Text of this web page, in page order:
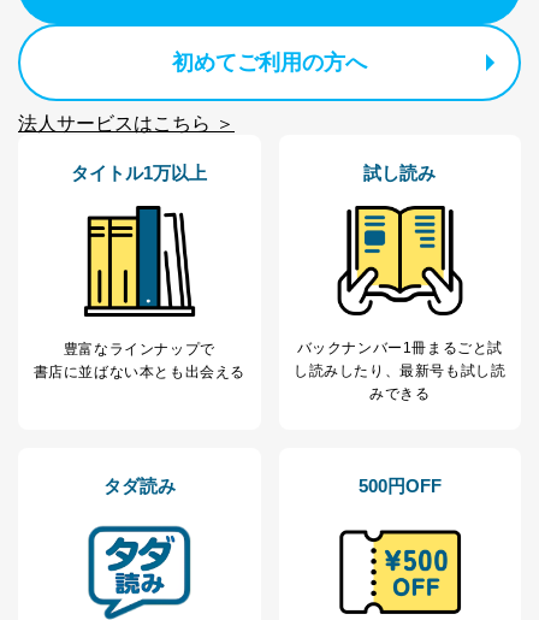
いただいた方の個
処、オペレーター教育など応対品
3
当社カスタマーQ＆
カスタマーQ＆Aサイトの投稿内容
の確認のため
サイトのサービス内容のご案内の
ｅメール等による商品、サービ
ス、キャンペーン等の広告に関す
採用応募者の方の
個人情報
採用選考、ご連絡のため
5
人情報
人事、総務などの雇用管理等のた
パートナー（提携
等をご利用の方の
個人情報
購入商品配送のため
サービス、キャンペーン等の広告
SNS公式アカウン
トに登録された方
よびその分析のため
お問い合わせ対応、トラブル対
処、オペレーター教育など応対品
初めてご利用の方へ
法人サービスはこちら ＞
タイトル1万以上
豊富なラインナップで
書店に並ばない本とも出会える
試し読み
バックナンバー1冊まるごと試
し読み したり、最新号も試し読
みできる
タダ読み 500円OFF